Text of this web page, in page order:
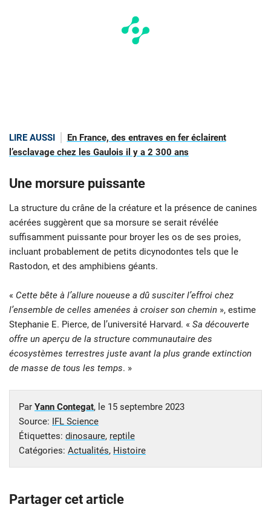
LIRE AUSSI
En France, des entraves en fer éclairent
l’esclavage chez les Gaulois il y a 2 300 ans
Une morsure puissante
La structure du crâne de la créature et la présence de canines
acérées suggèrent que sa morsure se serait révélée
suffisamment puissante pour broyer les os de ses proies,
incluant probablement de petits dicynodontes tels que le
Rastodon, et des amphibiens géants.
« Cette bête à l’allure noueuse a dû susciter l’effroi chez
l’ensemble de celles amenées à croiser son chemin », estime
Stephanie E. Pierce, de l’université Harvard. « Sa découverte
offre un aperçu de la structure communautaire des
écosystèmes terrestres juste avant la plus grande extinction
de masse de tous les temps. »
Par Yann Contegat, le 15 septembre 2023
Source: IFL Science
Étiquettes: dinosaure, reptile
Catégories: Actualités, Histoire
Partager cet article